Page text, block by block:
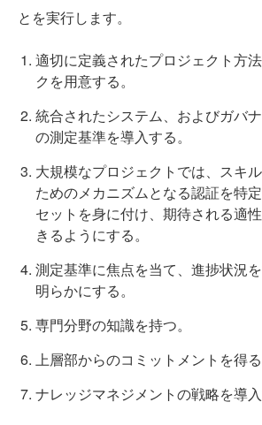
とを実行します。
適切に定義されたプロジェクト方
クを用意する。
統合されたシステム、およびガバ
の測定基準を導入する。
大規模なプロジェクトでは、スキ
ためのメカニズムとなる認証を特
セットを身に付け、期待される適
きるようにする。
測定基準に焦点を当て、進捗状況
明らかにする。
専門分野の知識を持つ。
上層部からのコミットメントを得る
ナレッジマネジメントの戦略を導入